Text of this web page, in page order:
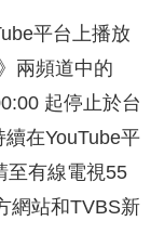
平台上播放
兩頻道中的
起停止於台
在YouTube平
至有線電視55
網站和TVBS新